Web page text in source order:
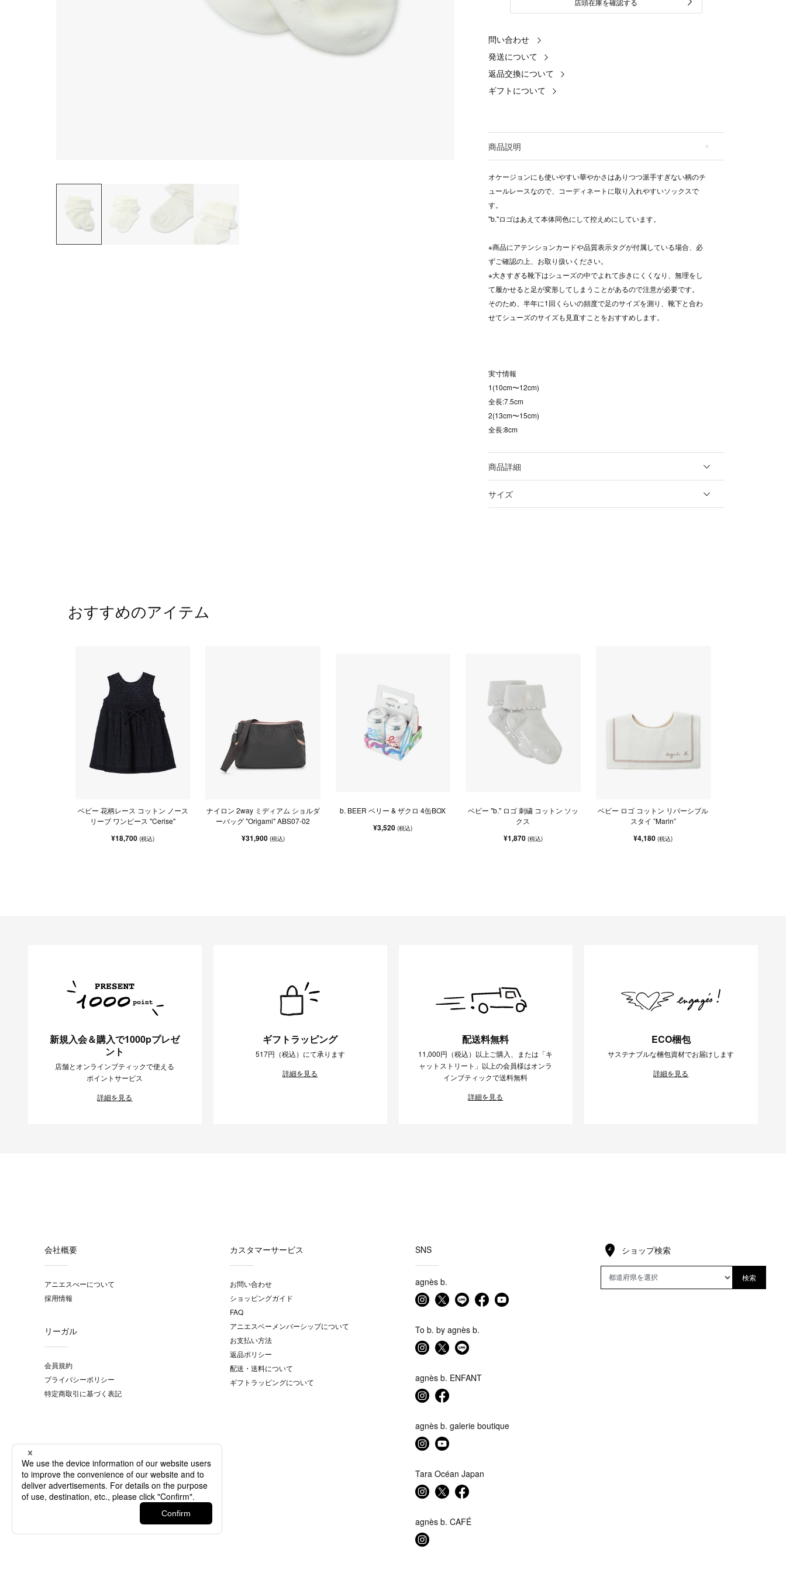
店頭在庫を確認する
問い合わせ
発送について
返品交換について
ギフトについて
商品説明
オケージョンにも使いやすい華やかさはありつつ派手すぎない柄のチ
ュールレースなので、コーディネートに取り入れやすいソックスで
す。
"b."ロゴはあえて本体同色にして控えめにしています。
※商品にアテンションカードや品質表示タグが付属している場合、必
ずご確認の上、お取り扱いください。
※大きすぎる靴下はシューズの中でよれて歩きにくくなり、無理をし
て履かせると足が変形してしまうことがあるので注意が必要です。
そのため、半年に1回くらいの頻度で足のサイズを測り、靴下と合わ
せてシューズのサイズも見直すことをおすすめします。
実寸情報
1(10cm〜12cm)
全長:7.5cm
2(13cm〜15cm)
全長:8cm
商品詳細
サイズ
おすすめのアイテム
ベビー 花柄レース コットン ノース
リーブ ワンピース "Cerise"
¥18,700(税込)
ナイロン 2way ミディアム ショルダ
ーバッグ "Origami" ABS07-02
¥31,900 (税込)
b. BEER ベリー & ザクロ 4缶BOX
¥3,520(税込)
ベビー "b." ロゴ 刺繍 コットン ソッ
クス
¥1,870 (税込)
ベビー ロゴ コットン リバーシブル
スタイ ”Marin”
¥4,180(税込)
新規入会＆購入で1000pプレゼ
ント
店舗とオンラインブティックで使える
ポイントサービス
詳細を見る
ギフトラッピング
517円（税込）にて承ります
詳細を見る
配送料無料
11,000円（税込）以上ご購入、または「キ
ャットストリート」以上の会員様はオンラ
インブティックで送料無料
詳細を見る
ECO梱包
サステナブルな梱包資材でお届けします
詳細を見る
会社概要
アニエスべーについて
採用情報
リーガル
会員規約
プライバシーポリシー
特定商取引に基づく表記
カスタマーサービス
お問い合わせ
ショッピングガイド
FAQ
アニエスベーメンバーシップについて
お支払い方法
返品ポリシー
配送・送料について
ギフトラッピングについて
SNS
agnès b.
To b. by agnès b.
agnès b. ENFANT
agnès b. galerie boutique
Tara Océan Japan
agnès b. CAFÉ
ショップ検索
検索